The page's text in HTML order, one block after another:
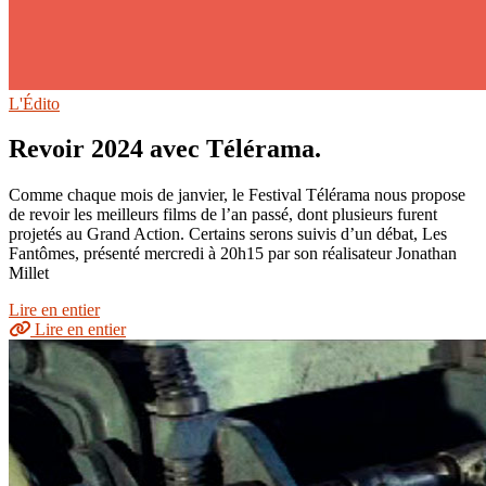
L'Édito
Revoir 2024 avec Télérama.
Comme chaque mois de janvier, le Festival Télérama nous propose
de revoir les meilleurs films de l’an passé, dont plusieurs furent
projetés au Grand Action. Certains serons suivis d’un débat, Les
Fantômes, présenté mercredi à 20h15 par son réalisateur Jonathan
Millet
Lire en entier
Lire en entier